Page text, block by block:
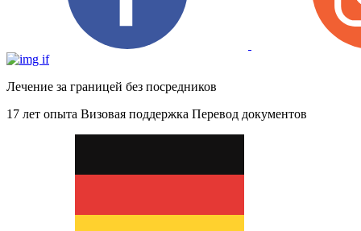
Лечение за границей без посредников
17 лет опыта Визовая поддержка Перевод документов